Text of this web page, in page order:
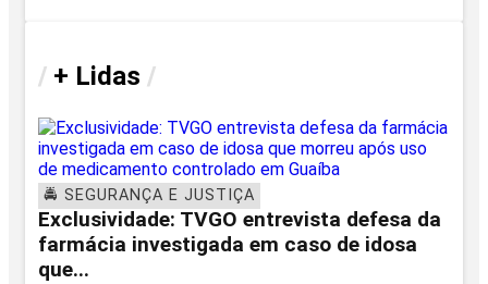
/ + Lidas /
🚔 SEGURANÇA E JUSTIÇA
Exclusividade: TVGO entrevista defesa da
farmácia investigada em caso de idosa
que...